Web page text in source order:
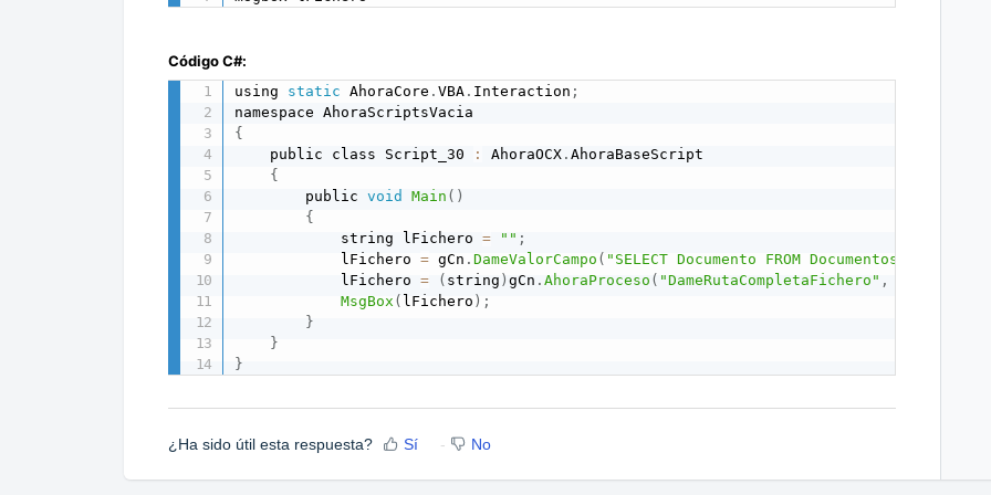
Código C#:
using static AhoraCore .VBA . Interaction ;
{
    public class Script_30
: AhoraOCX .AhoraBaseScript
{
        public
void Main ( )
{
            string lFichero
= "" ;
            lFichero
= gCn .DameValorCampo ( "SELECT Documento FROM
            lFichero
= ( string )gCn .AhoraProceso ( "DameRutaCompletaFichero" ,
MsgBox ( lFichero ) ;
}
}
}
¿Ha sido útil esta respuesta? Sí No